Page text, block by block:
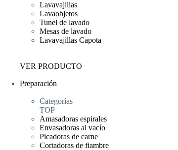
Lavavajillas
Lavaobjetos
Tunel de lavado
Mesas de lavado
Lavavajillas Capota
VER PRODUCTO
Preparación
Categorías
TOP
Amasadoras espirales
Envasadoras al vacío
Picadoras de carne
Cortadoras de fiambre